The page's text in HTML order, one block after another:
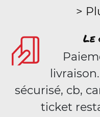
>
Le
sécurisé, cb,
ticket